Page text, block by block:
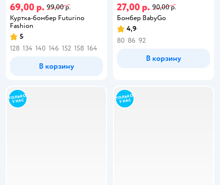
69,00 р. 99,00 р.
Куртка-бомбер Futurino
Fashion
5
128 134 140 146 152 158 164
В корзину
27,00 р. 90,00 р.
Бомбер BabyGo
4,9
80 86 92
В корзину